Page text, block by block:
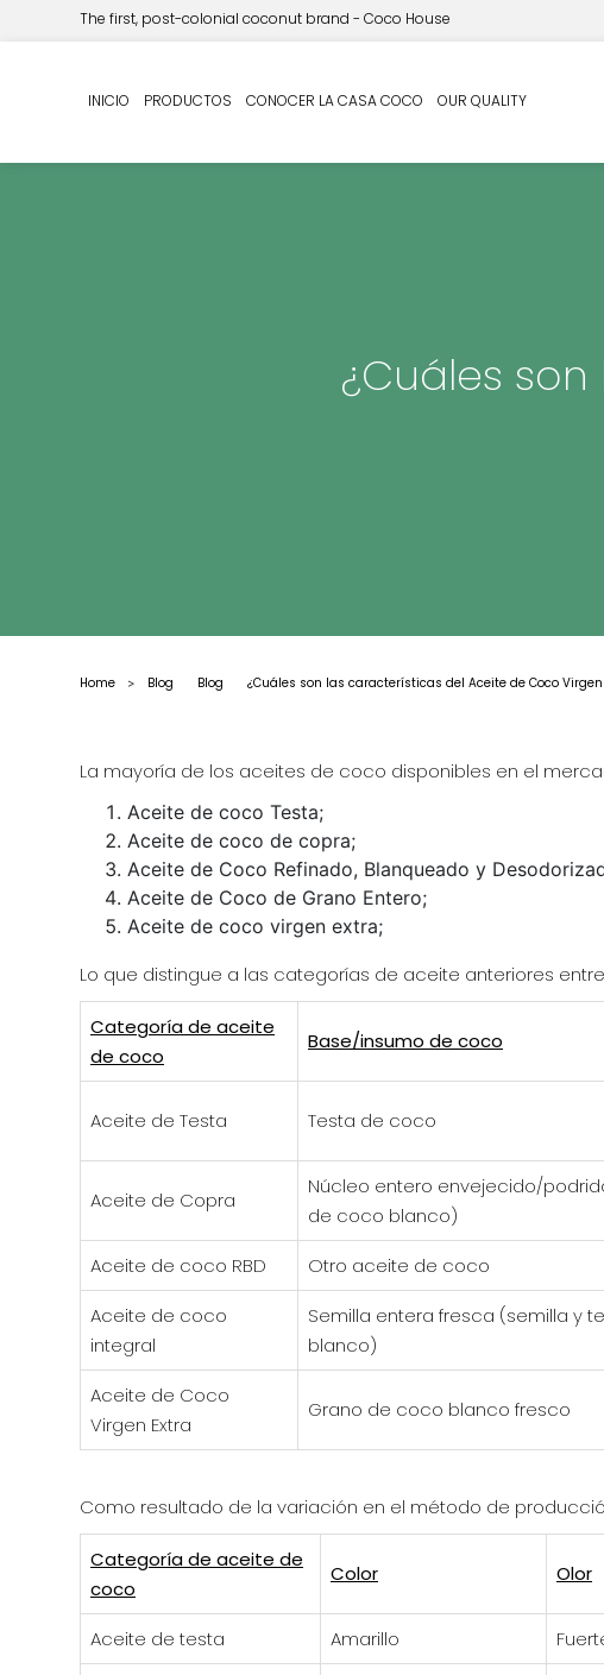
The first, post-colonial coconut brand - Coco House
INICIO PRODUCTOS CONOCER LA CASA COCO OUR QUALITY
¿Cuáles
Home > Blog Blog ¿Cuáles son las características del Aceite de Coco Virgen
La mayoría de los aceites de coco disponibles en el
Aceite de coco Testa;
Aceite de coco de copra;
Aceite de Coco Refinado, Blanqueado y
Aceite de Coco de Grano Entero;
Aceite de coco virgen extra;
Lo que distingue a las categorías de aceite anteriores
Categoría de aceite
de coco
Base/insumo de coco
Aceite de Testa Testa de coco
Aceite de Copra
Núcleo entero envejecido/
de coco blanco)
Aceite de coco RBD Otro aceite de coco
Aceite de coco
integral
Semilla entera fresca (semilla y
blanco)
Aceite de Coco
Virgen Extra
Grano de coco blanco fresco
Como resultado de la variación en el método de
Categoría de aceite de
coco
Color Olor
Aceite de testa
Amarillo